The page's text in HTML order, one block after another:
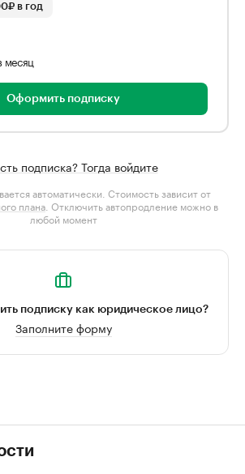
в год
месяц
Оформить подписку
подписка? Тогда войдите
автоматически. Стоимость зависит от
плана . Отключить автопродление можно в
любой момент
подписку как юридическое лицо?
Заполните форму